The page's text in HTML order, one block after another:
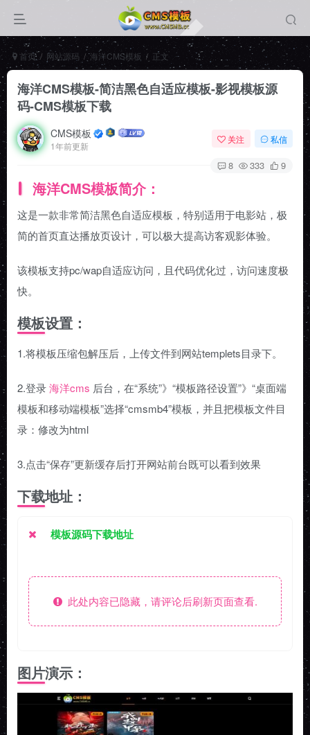
首页 网站源码 海洋CMS模板 正文
海洋CMS模板-简洁黑色自适应模板-影视模板源
码-CMS模板下载
CMS模板
1年前更新
关注 私信
8 333 9
海洋CMS模板简介：
这是一款非常简洁黑色自适应模板，特别适用于电影站，极
简的首页直达播放页设计，可以极大提高访客观影体验。
该模板支持pc/wap自适应访问，且代码优化过，访问速度极
快。
模板设置：
1.将模板压缩包解压后，上传文件到网站templets目录下。
2.登录海洋cms 后台，在“系统”》“模板路径设置”》“桌面端
模板和移动端模板”选择“cmsmb4”模板，并且把模板文件目
录：修改为html
3.点击“保存”更新缓存后打开网站前台既可以看到效果
下载地址：
模板源码下载地址
此处内容已隐藏，请评论后刷新页面查看.
图片演示：